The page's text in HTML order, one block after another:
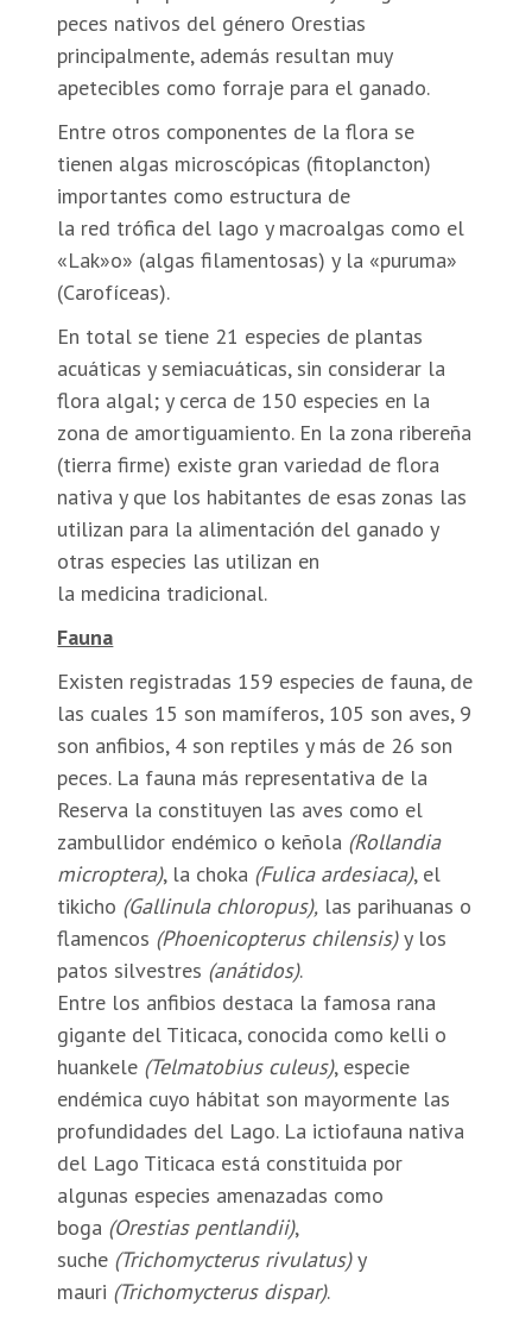
peces nativos del género Orestias
principalmente, además resultan muy
apetecibles como forraje para el ganado.
Entre otros componentes de la flora se
tienen algas microscópicas (fitoplancton)
importantes como estructura de
la red trófica del lago y macroalgas como el
«Lak»o» (algas filamentosas) y la «puruma»
(Carofíceas).
En total se tiene 21 especies de plantas
acuáticas y semiacuáticas, sin considerar la
flora algal; y cerca de 150 especies en la
zona de amortiguamiento. En la zona ribereña
(tierra firme) existe gran variedad de flora
nativa y que los habitantes de esas zonas las
utilizan para la alimentación del ganado y
otras especies las utilizan en
la medicina tradicional.
Fauna
Existen registradas 159 especies de fauna, de
las cuales 15 son mamíferos, 105 son aves, 9
son anfibios, 4 son reptiles y más de 26 son
peces. La fauna más representativa de la
Reserva la constituyen las aves como el
zambullidor endémico o keñola (Rollandia
microptera), la choka (Fulica ardesiaca), el
tikicho (Gallinula chloropus), las parihuanas o
flamencos (Phoenicopterus chilensis)y los
patos silvestres (anátidos).
Entre los anfibios destaca la famosa rana
gigante del Titicaca, conocida como kelli o
huankele (Telmatobius culeus), especie
endémica cuyo hábitat son mayormente las
profundidades del Lago. La ictiofauna nativa
del Lago Titicaca está constituida por
algunas especies amenazadas como
boga (Orestias pentlandii),
suche (Trichomycterus rivulatus)y
mauri (Trichomycterus dispar).